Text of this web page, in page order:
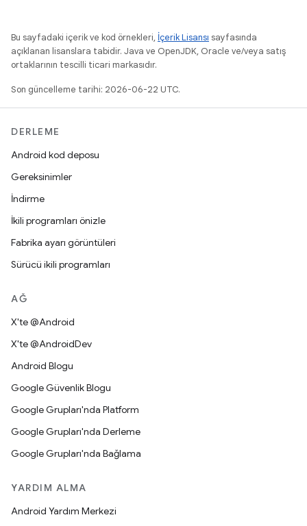
Bu sayfadaki içerik ve kod örnekleri, İçerik Lisansı sayfasında
açıklanan lisanslara tabidir. Java ve OpenJDK, Oracle ve/veya satış
ortaklarının tescilli ticari markasıdır.
Son güncelleme tarihi: 2026-06-22 UTC.
DERLEME
Android kod deposu
Gereksinimler
İndirme
İkili programları önizle
Fabrika ayarı görüntüleri
Sürücü ikili programları
AĞ
X'te @Android
X'te @AndroidDev
Android Blogu
Google Güvenlik Blogu
Google Grupları'nda Platform
Google Grupları'nda Derleme
Google Grupları'nda Bağlama
YARDIM ALMA
Android Yardım Merkezi